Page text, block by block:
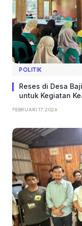
POLITIK
Reses di Desa
untuk Kegiatan
FEBRUARI 17, 2026